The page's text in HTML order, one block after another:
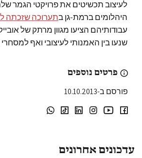
לעיצוב תכשיטים את פרויקטי הגמר
היהלומים ברמת-גן בתערוכהשזכתה
עבודותיהם הציעו מגוון מרתק של
שנעו בין האמנותי לעיצובי ואף
פרטים נוספים
פורסם ב-10.10.2013
עדכונים אחרונים